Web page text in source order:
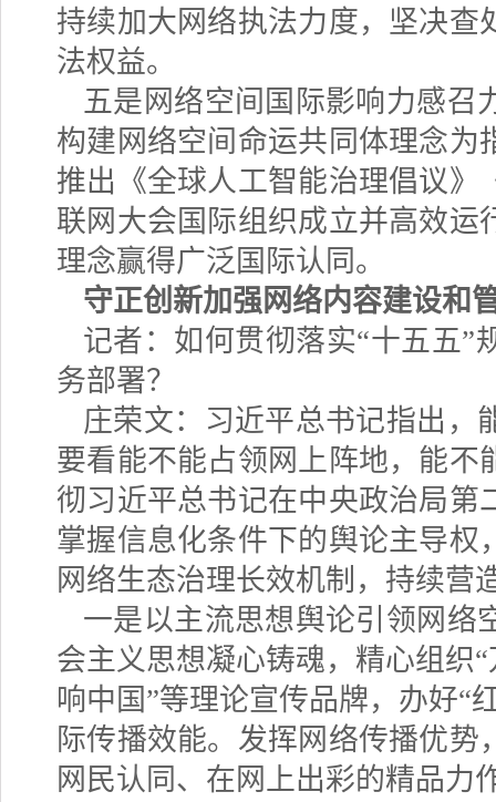
持续加大网络执法力度，坚决查
法权益。
五是网络空间国际影响力感召
构建网络空间命运共同体理念为
推出《全球人工智能治理倡议》
联网大会国际组织成立并高效运
理念赢得广泛国际认同。
守正创新加强网络内容建设和
记者：如何贯彻落实“十五五”
务部署？
庄荣文：习近平总书记指出，
要看能不能占领网上阵地，能不
彻习近平总书记在中央政治局第
掌握信息化条件下的舆论主导权
网络生态治理长效机制，持续营
一是以主流思想舆论引领网络
会主义思想凝心铸魂，精心组织
响中国”等理论宣传品牌，办好“
际传播效能。发挥网络传播优
网民认同、在网上出彩的精品力